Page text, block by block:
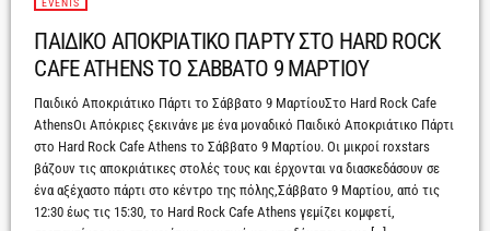
ΠΑΙΔΙΚΟ ΑΠΟΚΡΙΑΤΙΚΟ ΠΑΡΤΥ ΣΤΟ HARD ROCK
CAFE ATHENS ΤΟ ΣΑΒΒΑΤΟ 9 ΜΑΡΤΙΟΥ
Παιδικό Αποκριάτικο Πάρτι το Σάββατο 9 ΜαρτίουΣτο Hard Rock Cafe
AthensΟι Απόκριες ξεκινάνε με ένα μοναδικό Παιδικό Αποκριάτικο Πάρτι
στο Hard Rock Cafe Athens το Σάββατο 9 Μαρτίου. Οι μικροί roxstars
βάζουν τις αποκριάτικες στολές τους και έρχονται να διασκεδάσουν σε
ένα αξέχαστο πάρτι στο κέντρο της πόλης,Σάββατο 9 Μαρτίου, από τις
12:30 έως τις 15:30, το Hard Rock Cafe Athens γεμίζει κομφετί,